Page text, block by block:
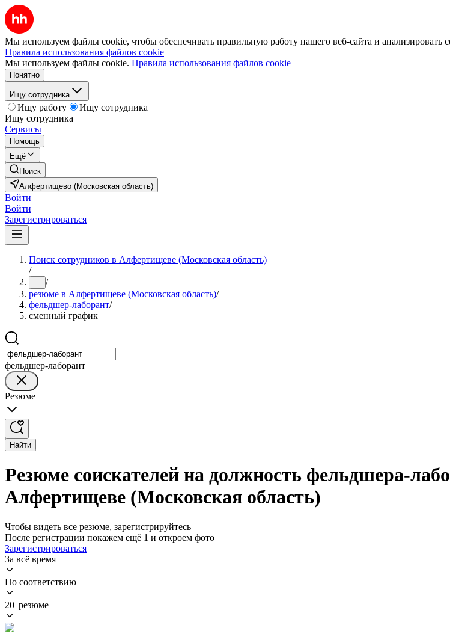
Мы используем файлы cookie, чтобы обеспечивать правильную работу нашего веб-сайта и анализировать
Правила использования файлов cookie
Мы используем файлы cookie. Правила использования файлов cookie
Понятно
Ищу сотрудника
Ищу работу
Ищу сотрудника
Ищу сотрудника
Сервисы
Помощь
Ещё
Поиск
Алфертищево (Московская область)
Войти
Войти
Зарегистрироваться
Поиск сотрудников в Алфертищеве (Московская область)
/
... /
резюме в Алфертищеве (Московская область)/
фельдшер-лаборант/
сменный график
фельдшер-лаборант
Резюме
Найти
Резюме соискателей на должность фельдшера-
Алфертищеве (Московская область)
Чтобы видеть все резюме, зарегистрируйтесь
После регистрации покажем ещё 1 и откроем фото
Зарегистрироваться
За всё время
По соответствию
20 резюме